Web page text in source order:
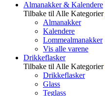
Almanakker & Kalendere
Tilbake til Alle Kategorier
Almanakker
Kalendere
Lommealmanakker
Vis alle varene
Drikkeflasker
Tilbake til Alle Kategorier
Drikkeflasker
Glass
Teglass